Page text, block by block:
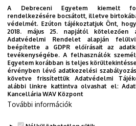
Vállalkozásfejlesztés mesterszak
Vezetés és szervezés
teljesítménymenedzsment
Vezetés és szervezés
menedzsment és
Vidékfejlesztési agrármérnöki
MA in International Economy and
Master of Business Administration
Rural Development Engineering
A Debreceni Egyetem kiemelt
rendelkezésére bocsátott, illetve
védelmét. Ezúton tájékoztatjuk Önt,
2018. május 25. napjától kötelezően
Adatvédelmi Rendelet alapján
beépítette a GDPR előírásait az
tevékenységébe. A felhasználók
Egyetem korábban is teljes
érvényben lévő adatkezelési
követve frissítettük Adatvédelmi
alábbi linkre kattintva olvashat el:
Kancellária WAV Központ
További információk